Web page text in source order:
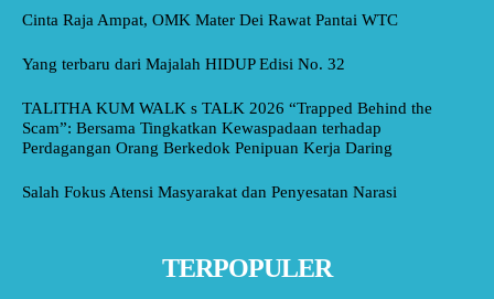
Cinta Raja Ampat, OMK Mater Dei Rawat Pantai WTC
Yang terbaru dari Majalah HIDUP Edisi No. 32
TALITHA KUM WALK s TALK 2026 “Trapped Behind the
Scam”: Bersama Tingkatkan Kewaspadaan terhadap
Perdagangan Orang Berkedok Penipuan Kerja Daring
Salah Fokus Atensi Masyarakat dan Penyesatan Narasi
TERPOPULER